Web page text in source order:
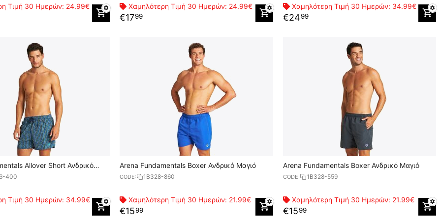
Τιμή 30 Ημερών: 24.99€ Χαμηλότερη Τιμή 30 Ημερών: 24.99€
€1799
Χαμηλότερη Τιμή 30 Ημερών: 34.99€
€2499
Allover Short Ανδρικό
400
Τιμή 30 Ημερών: 34.99€
Arena Fundamentals Boxer Ανδρικό Μαγιό
CODE: 1B328-860
Χαμηλότερη Τιμή 30 Ημερών: 21.99€
€1599
Arena Fundamentals Boxer Ανδρικό Μαγιό
CODE: 1B328-559
Χαμηλότερη Τιμή 30 Ημερών: 21.99€
€1599